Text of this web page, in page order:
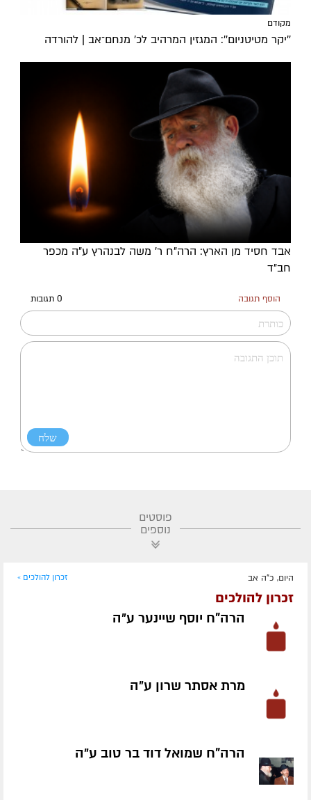
מקודם
''יקר מטיטניום'': המגזין המרהיב לכ’ מנחם־אב | להורדה
אבד חסיד מן הארץ: הרה"ח ר' משה לבנהרץ ע"ה מכפר
חב"ד
הוסף תגובה 0 תגובות
פוסטים
נוספים
היום, כ"ה אב זכרון להולכים »
זכרון להולכים
הרה"ח יוסף שיינער ע״ה
מרת אסתר שרון ע״ה
הרה"ח שמואל דוד בר טוב ע״ה